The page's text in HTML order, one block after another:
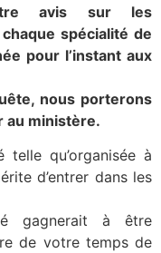
avis sur les
spécialité de
pour l’instant aux
nous porterons
au ministère.
qu’organisée à
d’entrer dans les
gagnerait à être
de votre temps de